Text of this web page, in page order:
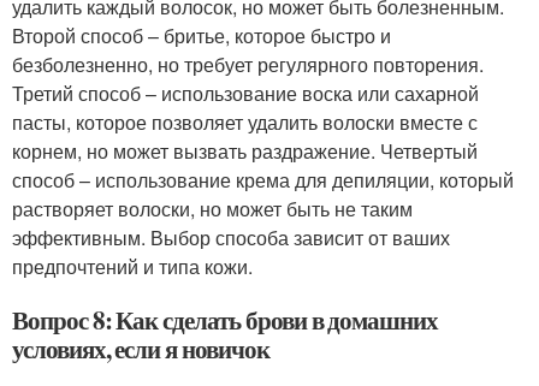
удалить каждый волосок, но может быть болезненным.
Второй способ – бритье, которое быстро и
безболезненно, но требует регулярного повторения.
Третий способ – использование воска или сахарной
пасты, которое позволяет удалить волоски вместе с
корнем, но может вызвать раздражение. Четвертый
способ – использование крема для депиляции, который
растворяет волоски, но может быть не таким
эффективным. Выбор способа зависит от ваших
предпочтений и типа кожи.
Вопрос 8: Как сделать брови в домашних
условиях, если я новичок